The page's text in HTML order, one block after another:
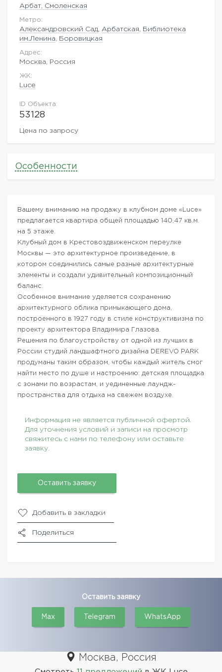
Арбат, Смоленская
Метро:
Александровский Сад Арбатская
Библиотека
им.Ленина
Боровицкая
Адрес:
Москва, Россия
ЖK:
Luce
ID Объекта:
53128
Цена по запросу
Особенности
Вашему вниманию на продажу в клубном доме «Luce»
предлагается квартира общей площадью 140,47 кв.м.
на 5 этаже.
Клубный дом в Крестовоздвиженском переулке
Москвы — это архитектурное произведение, в
котором соединились самые разные архитектурные
элементы и создали удивительный композиционный
баланс.
Особенное внимание уделяется сохранению
архитектурного облика примыкающего дома,
построенного в 1927 году в стиле конструктивизма по
проекту архитектора Владимира Глазова.
Решения по благоустройству от одной из лучших в
России студий ландшафтного дизайна DEREVO PARK
продуманы таким образом, чтобы каждый житель смог
найти место по душе и настроению: детская площадка
с зонами по возрастам, и уединенные лаундж-
пространства для отдыха на свежем воздухе.
Информация не является публичной офертой.
Для уточнения условий и записи на просмотр
свяжитесь с нами по телефону или оставьте
заявку.
Оставить заявку
Добавить в закладки
Поделиться
Оставить заявку
Max Telegram WhatsApp
Москва, Россия